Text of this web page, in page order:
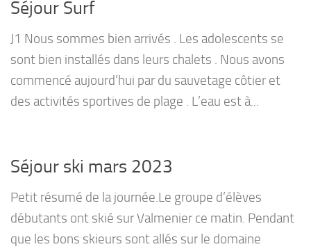
Séjour Surf
J1 Nous sommes bien arrivés . Les adolescents se
sont bien installés dans leurs chalets . Nous avons
commencé aujourd’hui par du sauvetage côtier et
des activités sportives de plage . L’eau est à...
Séjour ski mars 2023
Petit résumé de la journée.Le groupe d’élèves
débutants ont skié sur Valmenier ce matin. Pendant
que les bons skieurs sont allés sur le domaine